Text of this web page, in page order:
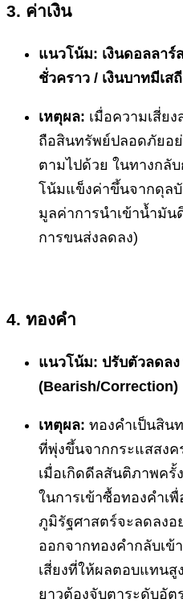
3. ค่าเงิน
แนวโน้ม: เงินดอลลา
ชั่วคราว / เงินบาทมีเ
เหตุผล: เมื่อความเสี่ย
ถือสินทรัพย์ปลอดภัยอ
ตามไปด้วย ในทางกลั
โน้มแข็งค่าขึ้นจากดุล
มูลค่าการนำเข้าน้ำมั
การขนส่งลดลง)
4. ทองคำ
แนวโน้ม: ปรับตัวลดล
(Bearish/Correction)
เหตุผล: ทองคำเป็นสิน
ที่พุ่งขึ้นจากกระแสสง
เมื่อเกิดดีลสันติภาพครั้
ในการเข้าซื้อทองคำเ
ภูมิรัฐศาสตร์จะลดลงอ
ออกจากทองคำกลับเ
เสี่ยงที่ให้ผลตอบแทนสู
ยาวต้องจับตาระดับอัต